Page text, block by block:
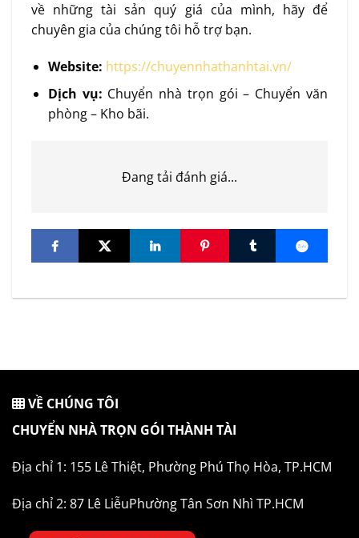
về những tài sản quý giá của mình, hãy để
chuyên gia của chúng tôi hỗ trợ bạn.
Website: https://chuyennhathanhtai.vn/
Dịch vụ: Chuyển nhà trọn gói – Chuyển văn
phòng – Kho bãi.
Đang tải đánh giá...
VỀ CHÚNG TÔI
CHUYỂN NHÀ TRỌN GÓI THÀNH TÀI
Địa chỉ 1: 155 Lê Thiệt, Phường Phú Thọ Hòa, TP.HCM
Địa chỉ 2: 87 Lê LiễuPhường Tân Sơn Nhì TP.HCM